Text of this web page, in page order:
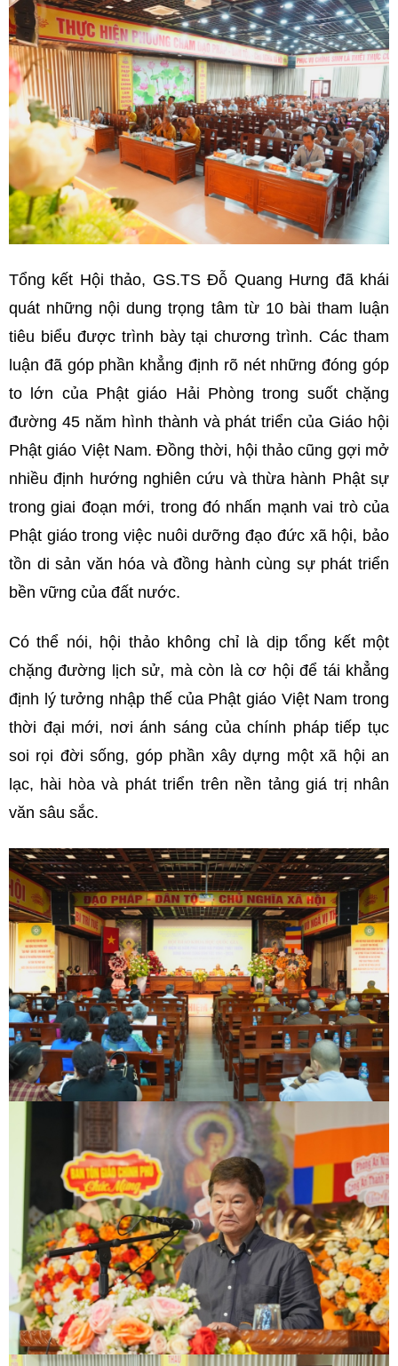
Tổng kết Hội thảo, GS.TS Đỗ Quang Hưng đã khái
quát những nội dung trọng tâm từ 10 bài tham luận
tiêu biểu được trình bày tại chương trình. Các tham
luận đã góp phần khẳng định rõ nét những đóng góp
to lớn của Phật giáo Hải Phòng trong suốt chặng
đường 45 năm hình thành và phát triển của Giáo hội
Phật giáo Việt Nam. Đồng thời, hội thảo cũng gợi mở
nhiều định hướng nghiên cứu và thừa hành Phật sự
trong giai đoạn mới, trong đó nhấn mạnh vai trò của
Phật giáo trong việc nuôi dưỡng đạo đức xã hội, bảo
tồn di sản văn hóa và đồng hành cùng sự phát triển
bền vững của đất nước.
Có thể nói, hội thảo không chỉ là dịp tổng kết một
chặng đường lịch sử, mà còn là cơ hội để tái khẳng
định lý tưởng nhập thế của Phật giáo Việt Nam trong
thời đại mới, nơi ánh sáng của chính pháp tiếp tục
soi rọi đời sống, góp phần xây dựng một xã hội an
lạc, hài hòa và phát triển trên nền tảng giá trị nhân
văn sâu sắc.